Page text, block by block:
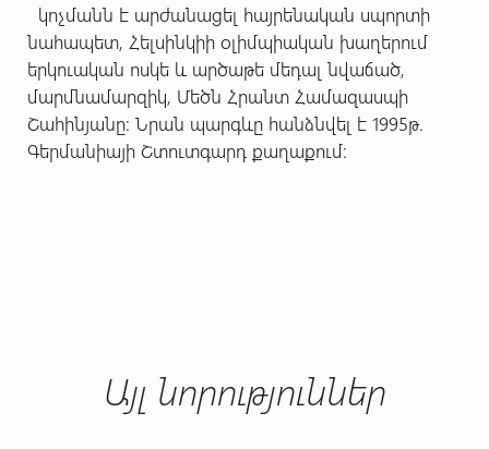
կոչմանն է արժանացել հայրենական սպորտի
նահապետ, Հելսինկիի օլիմպիական խաղերում
երկուական ոսկե և արծաթե մեդալ նվաճած,
մարմնամարզիկ, Մեծն Հրանտ Համազասպի
Շահինյանը: Նրան պարգևը հանձնվել է 1995թ.
Գերմանիայի Շտուտգարդ քաղաքում:
Այլ նորություններ